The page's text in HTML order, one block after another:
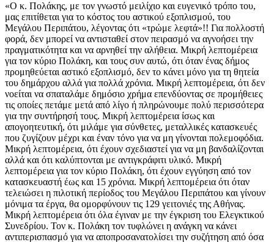
«Ο κ. Πολάκης, με τον γνωστό μειλίχιο και ευγενικό τρόπο του,
μας επιτίθεται για το κόστος του αστικού εξοπλισμού, του
Μεγάλου Περιπάτου, λέγοντας ότι «τρώμε λεφτά»!! Για πολλοστή
φορά, δεν μπορεί να αντισταθεί στον πειρασμό να αγνοήσει την
πραγματικότητα και να αρνηθεί την αλήθεια. Μικρή λεπτομέρεια
για τον κύριο Πολάκη, και τους συν αυτώ, ότι όταν ένας δήμος
προμηθεύεται αστικό εξοπλισμό, δεν το κάνει μόνο για τη θητεία
του δημάρχου αλλά για πολλά χρόνια. Μικρή λεπτομέρεια, ότι δεν
νοείται να σπαταλάμε δημόσιο χρήμα επενδύοντας σε προμήθειες
τις οποίες πετάμε μετά από λίγο ή πληρώνουμε πολύ περισσότερα
για την συντήρησή τους. Μικρή λεπτομέρεια ίσως και
απογοητευτική, ότι μιλάμε για σύνθετες, μεταλλικές κατασκευές
που ζυγίζουν μέχρι και έναν τόνο για να μη γίνονται πολεμοφόδια.
Μικρή λεπτομέρεια, ότι έχουν σχεδιαστεί για να μη βανδαλίζονται
αλλά και ότι καλύπτονται με αντιγκράφιτι υλικό. Μικρή
λεπτομέρεια για τον κύριο Πολάκη, ότι έχουν εγγύηση από τον
κατασκευαστή έως και 15 χρόνια. Μικρή λεπτομέρεια ότι όταν
τελειώσει η πιλοτική περίοδος του Μεγάλου Περιπάτου και γίνουν
μόνιμα τα έργα, θα ομορφύνουν τις 129 γειτονιές της Αθήνας.
Μικρή λεπτομέρεια ότι όλα έγιναν με την έγκριση του Ελεγκτικού
Συνεδρίου. Τον κ. Πολάκη τον τυφλώνει η ανάγκη να κάνει
αντιπερισπασμό για να αποπροσανατολίσει την συζήτηση από όσα